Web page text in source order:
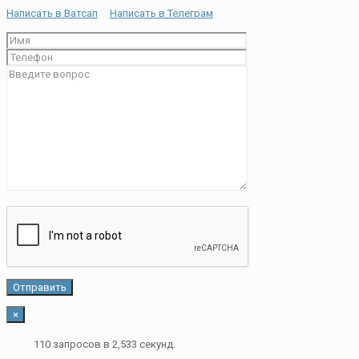
Написать в Ватсап Написать в Телеграм
×
110 запросов в 2,533 секунд.